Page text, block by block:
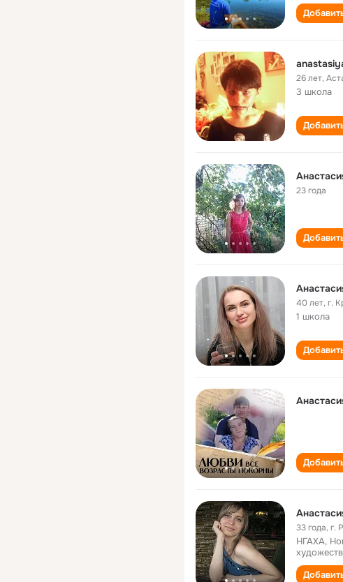
26 лет,
3 школа
23 года
40 лет,г.
1 школа
33 года,г.
НГАХА,